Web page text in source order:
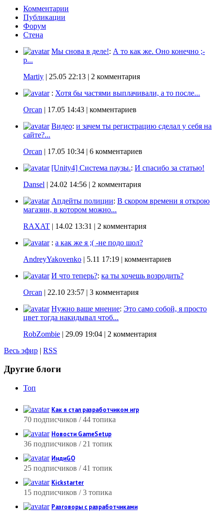
Комментарии
Публикации
Форум
Стена
Мы снова в деле!: А то как же. Оно конечно ;-
p...
Martiy | 25.05 22:13 | 2 комментария
: Хотя бы частями выплачивали, а то после...
Orcan | 17.05 14:43 | комментариев
Видео: и зачем ты регистрацию сделал у себя на
сайте?...
Orcan | 17.05 10:34 | 6 комментариев
[Unity4] Система паузы.: И спасибо за статью!
Dansel | 24.02 14:56 | 2 комментария
Апдейты полиции: В скором времени я открою
магазин, в котором можно...
RAXAT | 14.02 13:31 | 2 комментария
: а как же я ;( -не подо шол?
AndreyYakovenko | 5.11 17:19 | комментариев
И что теперь?: ка ты хочешь возродить?
Orcan | 22.10 23:57 | 3 комментария
Нужно ваше мнение: Это само собой, я просто
цвет тогда накидывал чтоб...
RobZombie | 29.09 19:04 | 2 комментария
Весь эфир | RSS
Другие блоги
Топ
Как я стал разработчиком игр
70 подписчиков / 44 топика
Новости GameSetup
36 подписчиков / 21 топик
ИндиGO
25 подписчиков / 41 топик
Kickstarter
15 подписчиков / 3 топика
Разговоры с разработчиками